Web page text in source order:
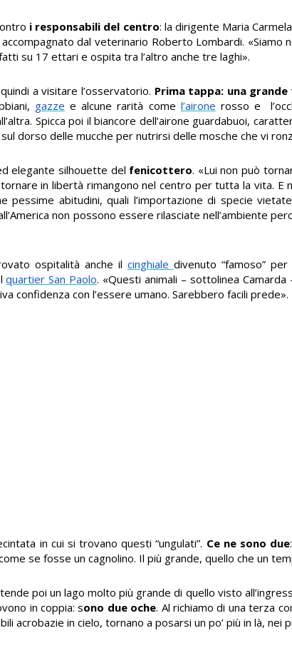
i responsabili del centro: la dirigente Maria
dal veterinario Roberto Lombardi.
su 17 ettari e ospita tra l’altro anche tre laghi».
a visitare l’osservatorio. Prima tappa: una
gazze e alcune rarità come l’airone rosso e
Spicca poi il biancore dell’airone guardabuoi,
dorso delle mucche per nutrirsi delle mosche che vi
elegante silhouette del fenicottero. «Lui non può
in libertà rimangono nel centro per tutta la vita.
pessime abitudini, quali l’importazione di specie
non possono essere rilasciate nell’ambiente
ospitalità anche il cinghiale divenuto “famoso”
quartier San Paolo. «Questi animali – sottolinea
confidenza con l’essere umano. Sarebbero facili prede».
in cui si trovano questi “ungulati”. Ce ne sono due
se fosse un cagnolino. Il più grande, quello che un
poi un lago molto più grande di quello visto
in coppia: sono due oche. Al richiamo di una terza
acrobazie in cielo, tornano a posarsi un po’ più in là, nei